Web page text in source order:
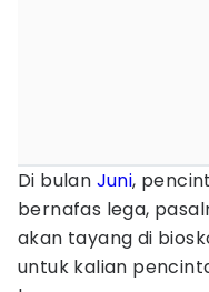
Di bulan Juni,
bernafas lega,
akan tayang di
untuk kalian